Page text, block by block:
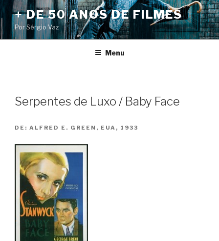
Pular
para
o
conteúdo
+ DE 50 ANOS DE FILMES
Por Sérgio Vaz
Menu
Serpentes de Luxo / Baby Face
DE: ALFRED E. GREEN, EUA, 1933